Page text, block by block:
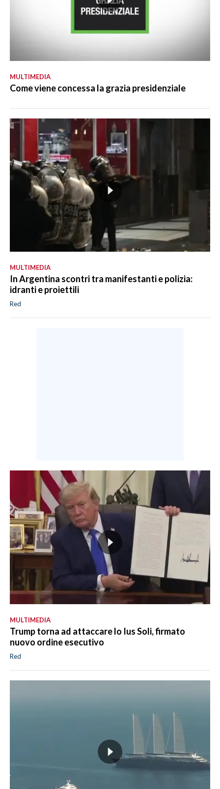
MULTIMEDIA
Come viene concessa la grazia presidenziale
MULTIMEDIA
In Argentina scontri tra manifestanti e polizia:
idranti e proiettili
Red
MULTIMEDIA
Trump torna ad attaccare lo Ius Soli, firmato
nuovo ordine esecutivo
Red